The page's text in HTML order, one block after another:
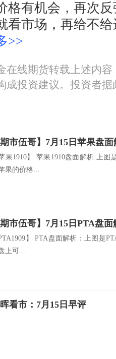
格有机会，再次
看市场，再给不
>>
在线期货转载上述内
成投资建议。投资者
期市伍哥】7月15日苹果盘
苹果1910】 苹果1910盘面解析:上
果的价格...
期市伍哥】7月15日PTA盘面
PTA1909】 PTA盘面解析：上图是
上可...
看市：7月15日早评